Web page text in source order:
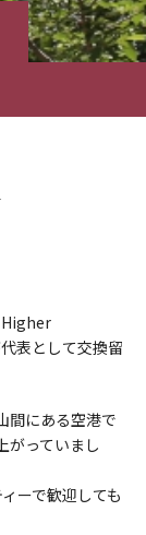
Higher
表として交換留
間にある空港で
がっていまし
ーで歓迎しても